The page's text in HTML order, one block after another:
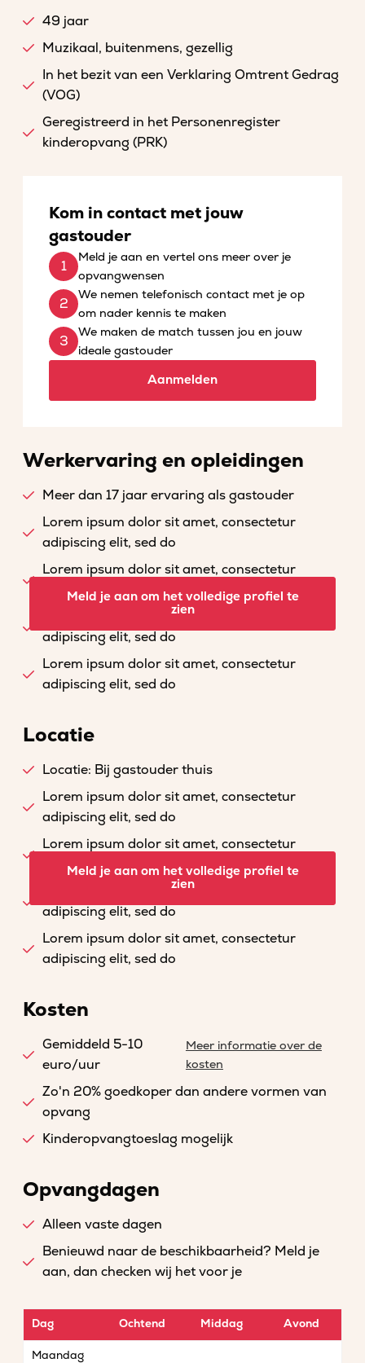
49 jaar
Muzikaal, buitenmens, gezellig
In het bezit van een Verklaring Omtrent Gedrag
(VOG)
Geregistreerd in het Personenregister
kinderopvang (PRK)
Kom in contact met jouw
gastouder
Meld je aan en vertel ons meer over je
opvangwensen
We nemen telefonisch contact met je op
om nader kennis te maken
We maken de match tussen jou en jouw
ideale gastouder
Aanmelden
Werkervaring en opleidingen
Meer dan 17 jaar ervaring als gastouder
Lorem ipsum dolor sit amet, consectetur
adipiscing elit, sed do
Lorem ipsum dolor sit amet, consectetur
adipiscing elit, sed do
Lorem ipsum dolor sit amet, consectetur
adipiscing elit, sed do
Lorem ipsum dolor sit amet, consectetur
adipiscing elit, sed do
Meld je aan om het volledige profiel te
zien
Locatie
Locatie: Bij gastouder thuis
Lorem ipsum dolor sit amet, consectetur
adipiscing elit, sed do
Lorem ipsum dolor sit amet, consectetur
adipiscing elit, sed do
Lorem ipsum dolor sit amet, consectetur
adipiscing elit, sed do
Lorem ipsum dolor sit amet, consectetur
adipiscing elit, sed do
Meld je aan om het volledige profiel te
zien
Kosten
Gemiddeld 5-10
euro/uur
Meer informatie over de
kosten
Zo'n 20% goedkoper dan andere vormen van
opvang
Kinderopvangtoeslag mogelijk
Opvangdagen
Alleen vaste dagen
Benieuwd naar de beschikbaarheid? Meld je
aan, dan checken wij het voor je
Dag Ochtend Middag Avond
Maandag